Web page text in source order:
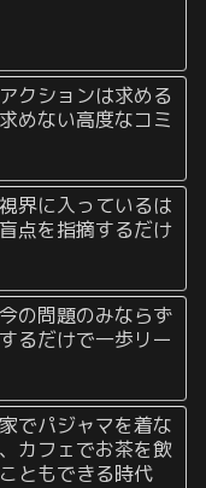
クションは求める
めない高度なコミ
界に入っているは
点を指摘するだけ
の問題のみならず
るだけで一歩リー
でパジャマを着な
カフェでお茶を飲
ともできる時代